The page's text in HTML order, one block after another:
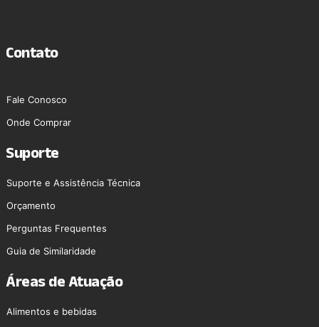
Contato
Fale Conosco
Onde Comprar
Suporte
Suporte e Assistência Técnica
Orçamento
Perguntas Frequentes
Guia de Similaridade
Áreas de Atuação
Alimentos e bebidas